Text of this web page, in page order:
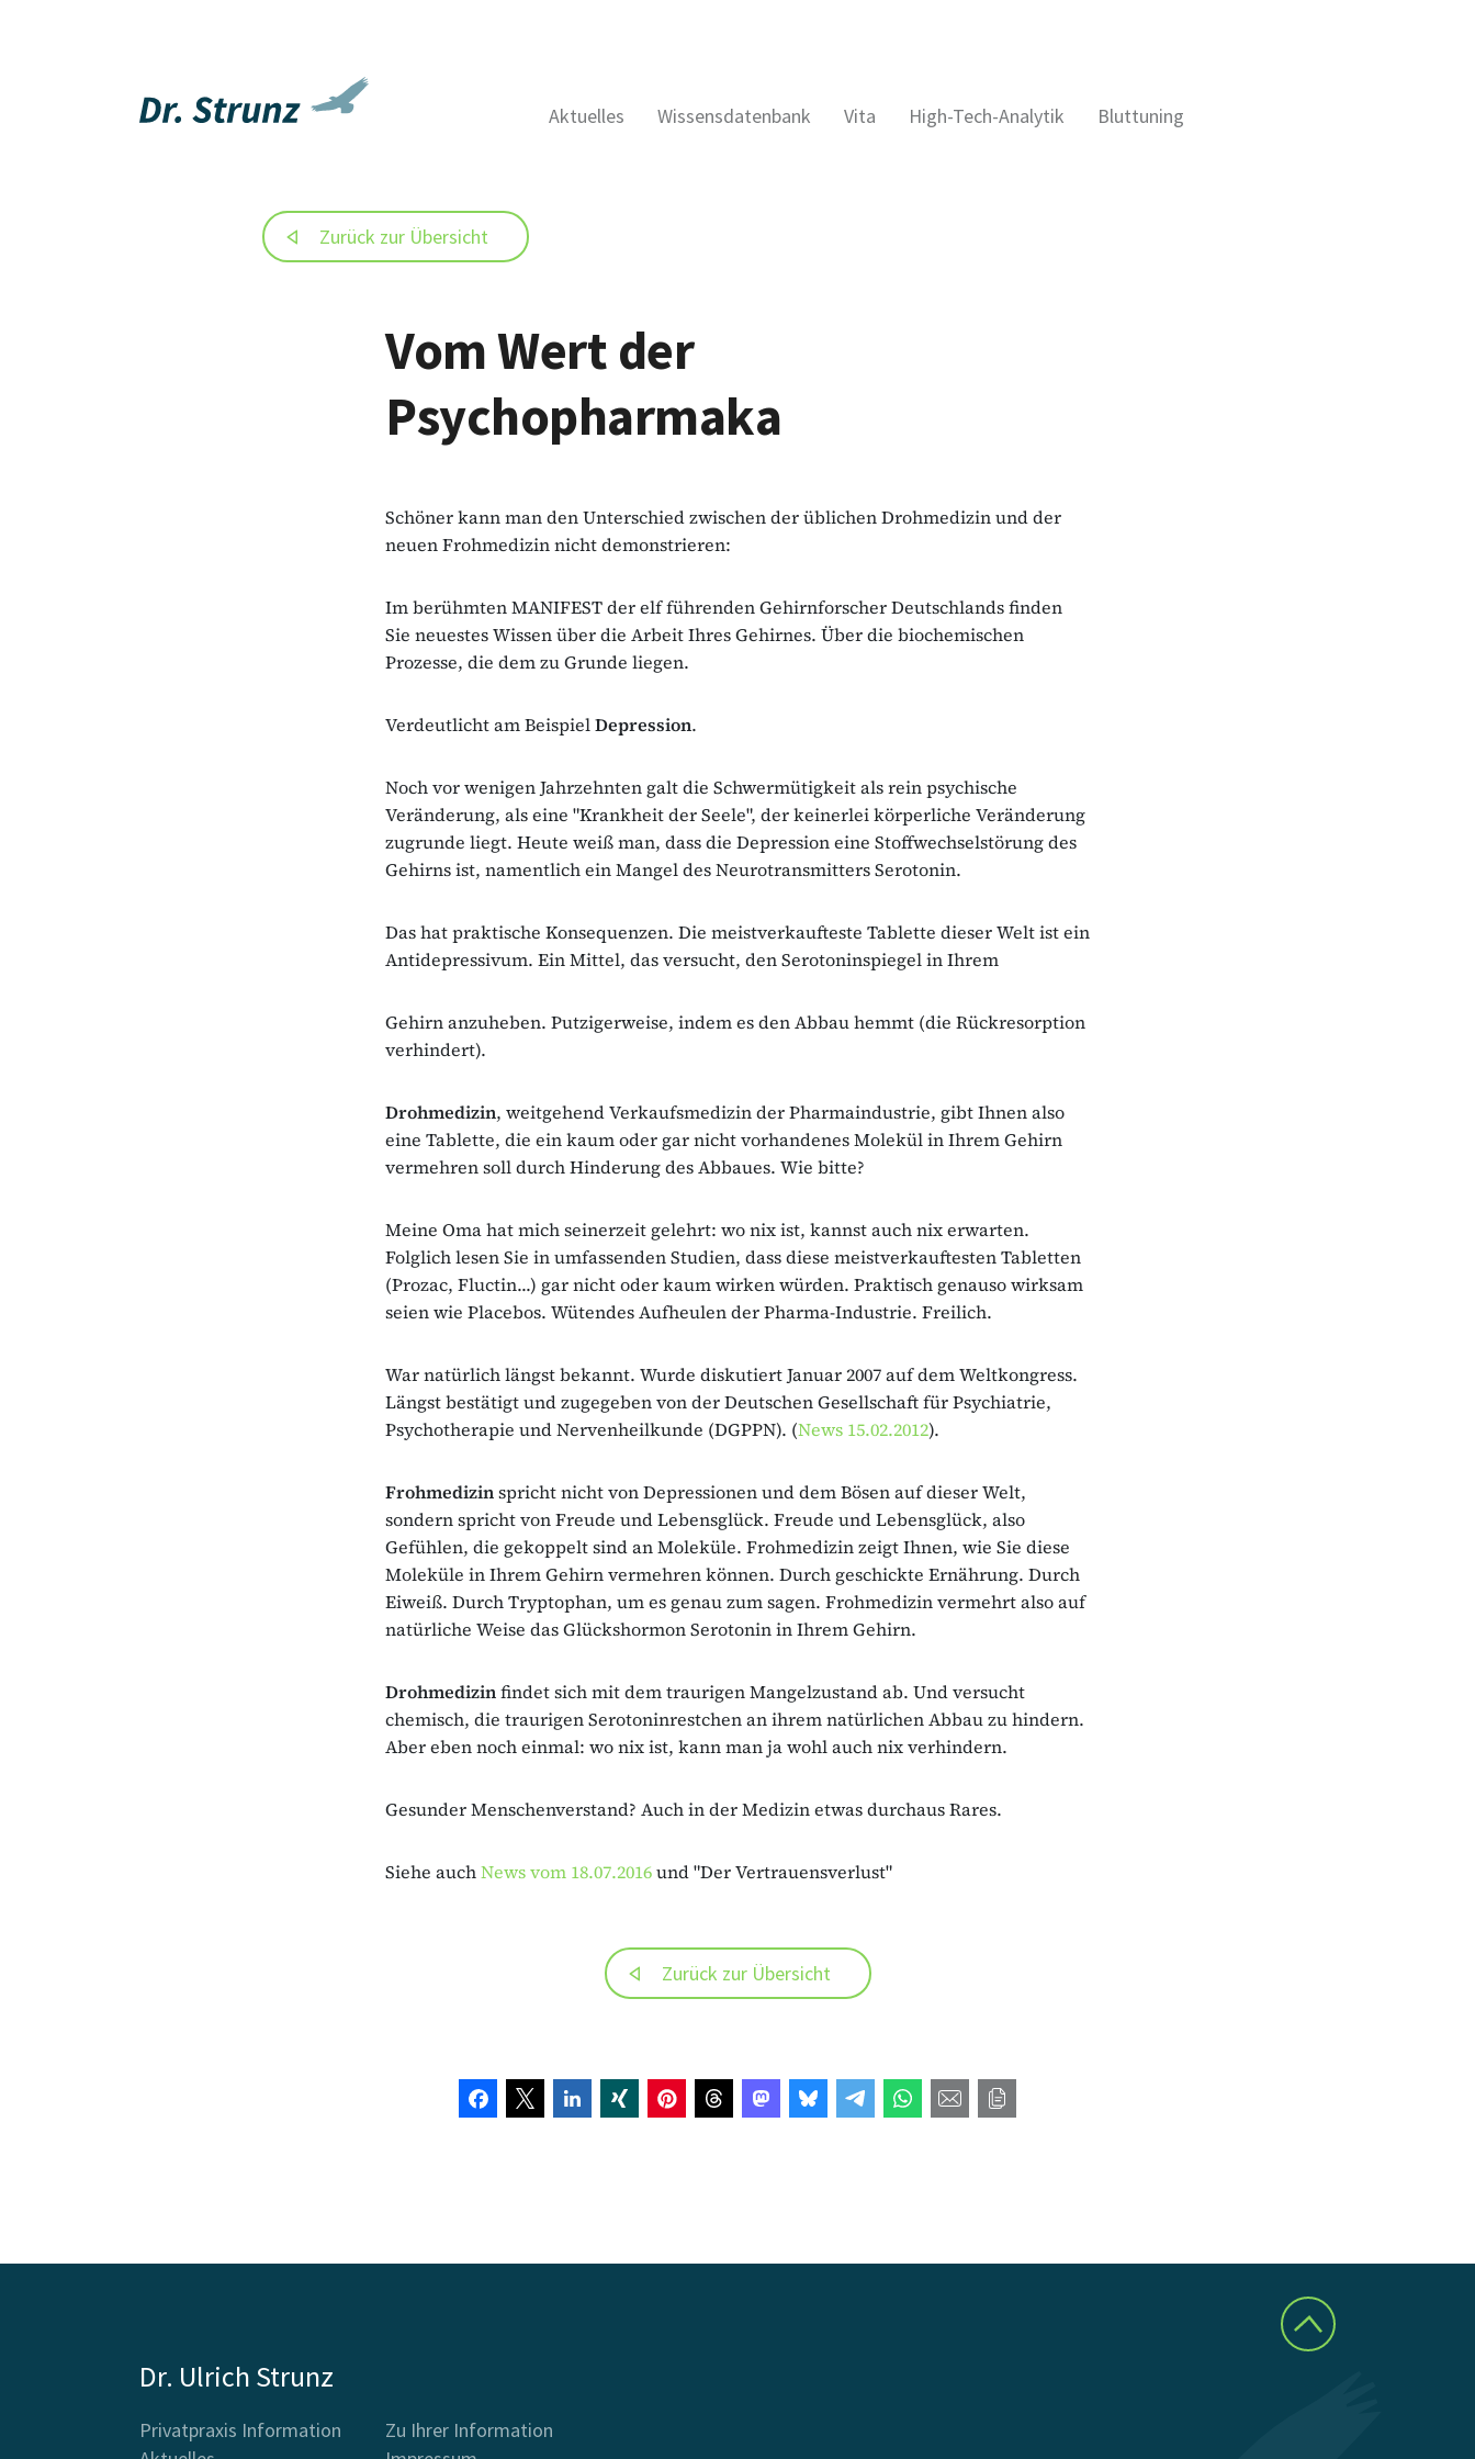
Aktuelles Wissensdatenbank Vita High-Tech-Analytik Bluttuning
Zurück zur Übersicht
Vom Wert der
Psychopharmaka
Schöner kann man den Unterschied zwischen der üblichen Drohmedizin und der
neuen Frohmedizin nicht demonstrieren:
Im berühmten MANIFEST der elf führenden Gehirnforscher Deutschlands finden
Sie neuestes Wissen über die Arbeit Ihres Gehirnes. Über die biochemischen
Prozesse, die dem zu Grunde liegen.
Verdeutlicht am BeispielDepression.
Noch vor wenigen Jahrzehnten galt die Schwermütigkeit als rein psychische
Veränderung, als eine "Krankheit der Seele", der keinerlei körperliche Veränderung
zugrunde liegt. Heute weiß man, dass die Depression eine Stoffwechselstörung des
Gehirns ist, namentlich ein Mangel des Neurotransmitters Serotonin.
Das hat praktische Konsequenzen. Die meistverkaufteste Tablette dieser Welt ist ein
Antidepressivum. Ein Mittel, das versucht, den Serotoninspiegel in Ihrem
Gehirn anzuheben. Putzigerweise, indem es den Abbau hemmt (die Rückresorption
verhindert).
Drohmedizin, weitgehend Verkaufsmedizin der Pharmaindustrie, gibt Ihnen also
eine Tablette, die ein kaum oder gar nicht vorhandenes Molekül in Ihrem Gehirn
vermehren soll durch Hinderung des Abbaues. Wie bitte?
Meine Oma hat mich seinerzeit gelehrt: wo nix ist, kannst auch nix erwarten.
Folglich lesen Sie in umfassenden Studien, dass diese meistverkauftesten Tabletten
(Prozac, Fluctin...) gar nicht oder kaum wirken würden. Praktisch genauso wirksam
seien wie Placebos. Wütendes Aufheulen der Pharma‐Industrie. Freilich.
War natürlich längst bekannt. Wurde diskutiert Januar 2007 auf dem Weltkongress.
Längst bestätigt und zugegeben von der Deutschen Gesellschaft für Psychiatrie,
Psychotherapie und Nervenheilkunde (DGPPN). (News 15.02.2012).
Frohmedizinspricht nicht von Depressionen und dem Bösen auf dieser Welt,
sondern spricht von Freude und Lebensglück. Freude und Lebensglück, also
Gefühlen, die gekoppelt sind an Moleküle. Frohmedizin zeigt Ihnen, wie Sie diese
Moleküle in Ihrem Gehirn vermehren können. Durch geschickte Ernährung. Durch
Eiweiß. Durch Tryptophan, um es genau zum sagen. Frohmedizin vermehrt also auf
natürliche Weise das Glückshormon Serotonin in Ihrem Gehirn.
Drohmedizinfindet sich mit dem traurigen Mangelzustand ab. Und versucht
chemisch, die traurigen Serotoninrestchen an ihrem natürlichen Abbau zu hindern.
Aber eben noch einmal: wo nix ist, kann man ja wohl auch nix verhindern.
Gesunder Menschenverstand? Auch in der Medizin etwas durchaus Rares.
Siehe auchNews vom 18.07.2016und "Der Vertrauensverlust"
Zurück zur Übersicht
Dr. Ulrich Strunz
Privatpraxis Information
Zu Ihrer Information